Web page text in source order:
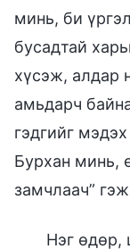
минь, би
бусадтай
хүсэж, алдар
амьдарч
гэдгийг
Бурхан минь,
замчлаач”
Нэг өдөр,